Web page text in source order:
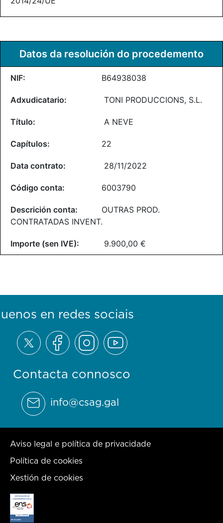
Datos da resolución do procedemento
B64938038
TONI PRODUCCIONS, S.L.
A NEVE
22
28/11/2022
6003790
OUTRAS PROD.
CONTRATADAS INVENT.
9.900,00 €
Contacta connosco
info@csag.gal
en redes sociais
Aviso legal e política de privacidade
Política de cookies
Xestión de cookies